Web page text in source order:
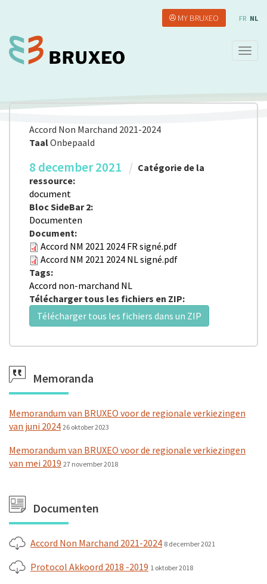
naar
inhoud
MY BRUXEO FR NL
Accord Non Marchand 2021-2024
TaalOnbepaald
8 december 2021
Catégorie de la
ressource:
document
Bloc SideBar 2:
Documenten
Document:
Accord NM 2021 2024 FR signé.pdf
Accord NM 2021 2024 NL signé.pdf
Tags:
Accord non-marchand NL
Télécharger tous les fichiers en ZIP:
Télécharger tous les fichiers dans un ZIP
Memoranda
Memorandum van BRUXEO voor de regionale verkiezingen
van juni 2024 26 oktober 2023
Memorandum van BRUXEO voor de regionale verkiezingen
van mei 2019 27 november 2018
Documenten
Accord Non Marchand 2021-2024 8 december 2021
Protocol Akkoord 2018 -2019 1 oktober 2018